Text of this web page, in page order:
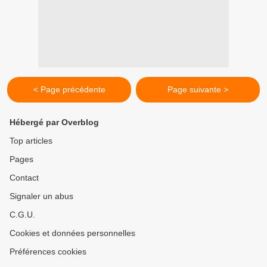
< Page précédente Page suivante >
Hébergé par Overblog
Top articles
Pages
Contact
Signaler un abus
C.G.U.
Cookies et données personnelles
Préférences cookies